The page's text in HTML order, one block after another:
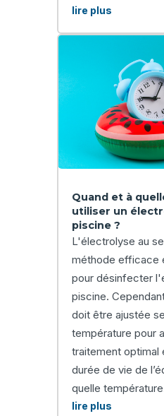
lire plus
Quand et à
utiliser un
piscine ?
L'électrolyse au
méthode efficace
pour désinfecter
piscine.
doit être ajustée
température pour
traitement optimal
durée de vie de
quelle
lire plus